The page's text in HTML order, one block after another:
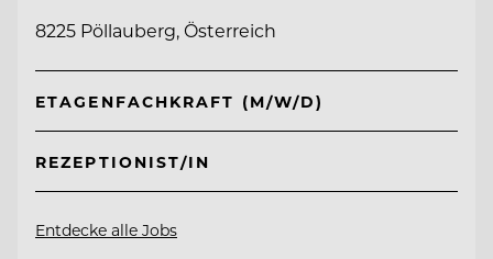
8225 Pöllauberg, Österreich
ETAGENFACHKRAFT (M/W/D)
REZEPTIONIST/IN
Entdecke alle Jobs